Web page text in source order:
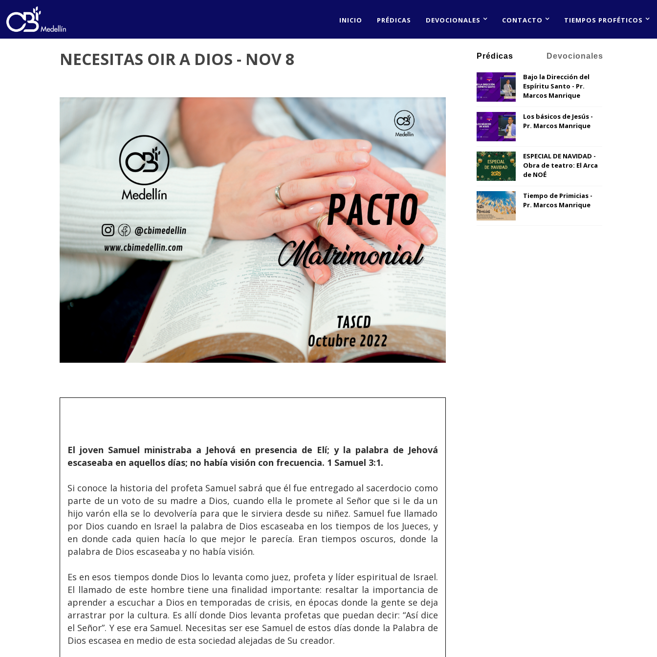
INICIO PRÉDICAS DEVOCIONALES CONTACTO TIEMPOS PROFÉTICOS
NECESITAS OIR A DIOS - NOV 8
El joven Samuel ministraba a Jehová en presencia de Elí; y la palabra de Jehová
escaseaba en aquellos días; no había visión con frecuencia. 1 Samuel 3:1.
Si conoce la historia del profeta Samuel sabrá que él fue entregado al sacerdocio como
parte de un voto de su madre a Dios, cuando ella le promete al Señor que si le da un
hijo varón ella se lo devolvería para que le sirviera desde su niñez. Samuel fue llamado
por Dios cuando en Israel la palabra de Dios escaseaba en los tiempos de los Jueces, y
en donde cada quien hacía lo que mejor le parecía. Eran tiempos oscuros, donde la
palabra de Dios escaseaba y no había visión.
Es en esos tiempos donde Dios lo levanta como juez, profeta y líder espiritual de Israel.
El llamado de este hombre tiene una finalidad importante: resaltar la importancia de
aprender a escuchar a Dios en temporadas de crisis, en épocas donde la gente se deja
arrastrar por la cultura. Es allí donde Dios levanta profetas que puedan decir: “Así dice
el Señor”. Y ese era Samuel. Necesitas ser ese Samuel de estos días donde la Palabra de
Dios escasea en medio de esta sociedad alejadas de Su creador.
Prédicas Devocionales
Bajo la Dirección del
Espíritu Santo - Pr.
Marcos Manrique
Los básicos de Jesús -
Pr. Marcos Manrique
ESPECIAL DE NAVIDAD -
Obra de teatro: El Arca
de NOÉ
Tiempo de Primicias -
Pr. Marcos Manrique